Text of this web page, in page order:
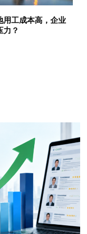
用工成本高，企业
力？